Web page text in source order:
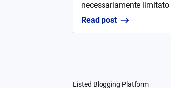
necessariamente
Read post
Listed Blogging Platform